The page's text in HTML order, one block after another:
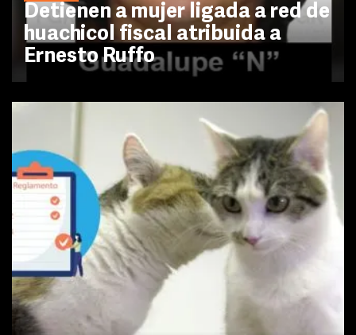
Detienen a mujer ligada a red de
huachicol fiscal atribuida a
Ernesto Ruffo